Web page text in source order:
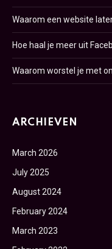
Waarom een website
Hoe haal je meer uit
Waarom worstel je met
ARCHIEVEN
March 2026
July 2025
August 2024
February 2024
March 2023